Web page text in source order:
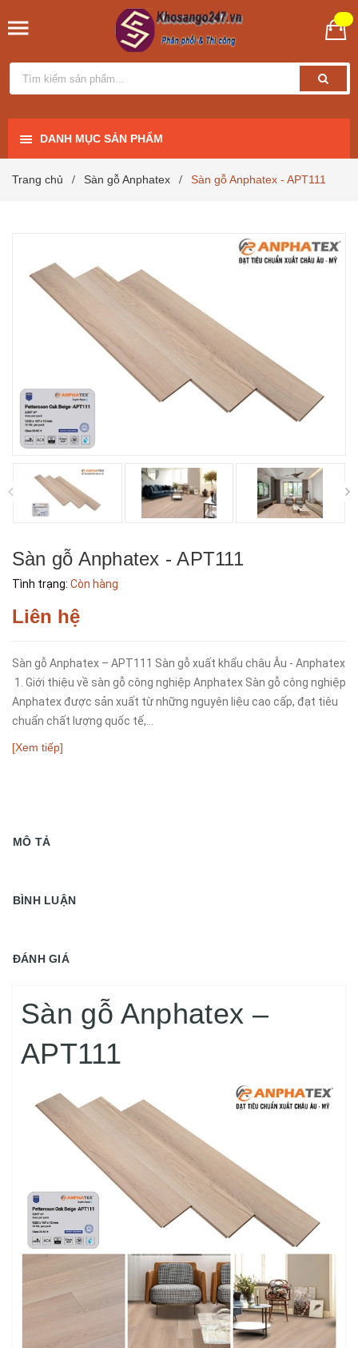
DANH MỤC SẢN PHẨM
Trang chủ / Sàn gỗ Anphatex / Sàn gỗ Anphatex - APT111
Sàn gỗ Anphatex - APT111
Tình trạng: Còn hàng
Liên hệ
Sàn gỗ Anphatex – APT111 Sàn gỗ xuất khẩu châu Âu - Anphatex
1. Giới thiệu về sàn gỗ công nghiệp Anphatex Sàn gỗ công nghiệp
Anphatex được sản xuất từ những nguyên liệu cao cấp, đạt tiêu
chuẩn chất lượng quốc tế,...
[Xem tiếp]
MÔ TẢ
BÌNH LUẬN
ĐÁNH GIÁ
Sàn gỗ Anphatex –
APT111